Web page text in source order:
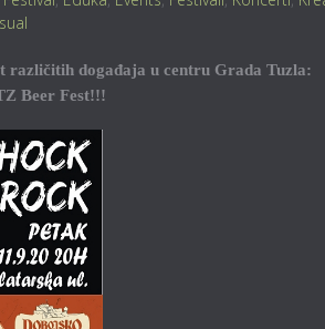
različitih događaja u centru Grada Tuzla:
Beer Fest!!!